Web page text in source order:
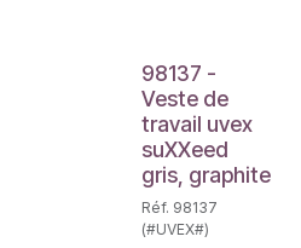
98137 -
Veste de
travail uvex
suXXeed
gris, graphite
Réf. 98137
(#UVEX#)